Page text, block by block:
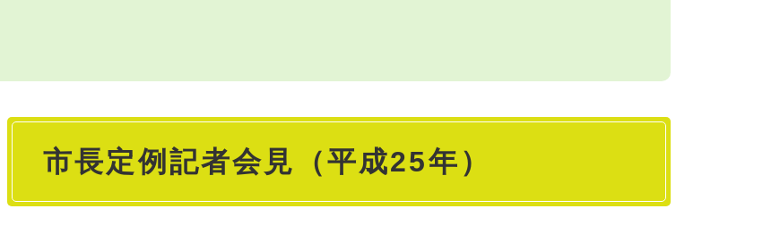
本
市長定例記者会見（平成25年）